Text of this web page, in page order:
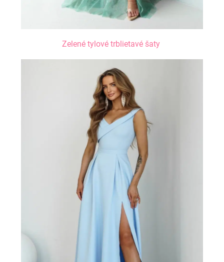
Zelené tylové trblietavé šaty